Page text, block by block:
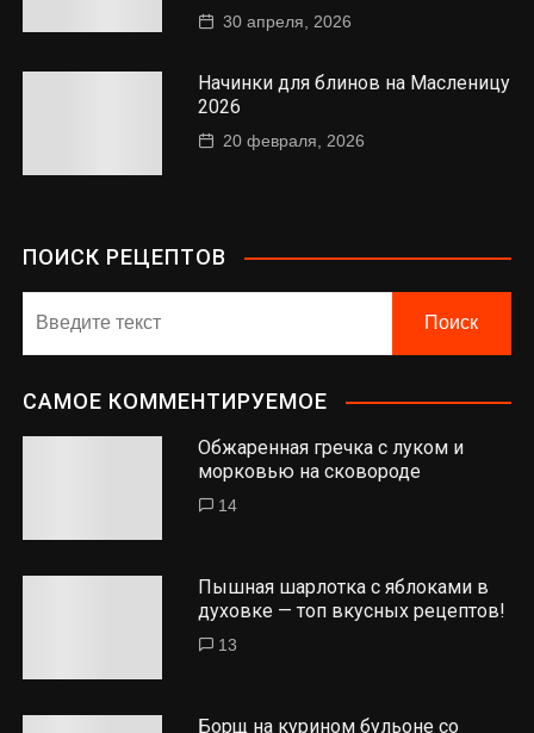
30 апреля, 2026
Начинки для блинов на Масленицу
2026
20 февраля, 2026
ПОИСК РЕЦЕПТОВ
САМОЕ КОММЕНТИРУЕМОЕ
Обжаренная гречка с луком и
морковью на сковороде
14
Пышная шарлотка с яблоками в
духовке — топ вкусных рецептов!
13
Борщ на курином бульоне со